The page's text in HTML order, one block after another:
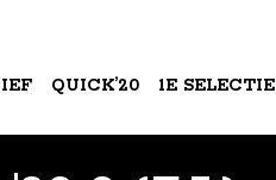
QUICK’20 1E SELECTIE